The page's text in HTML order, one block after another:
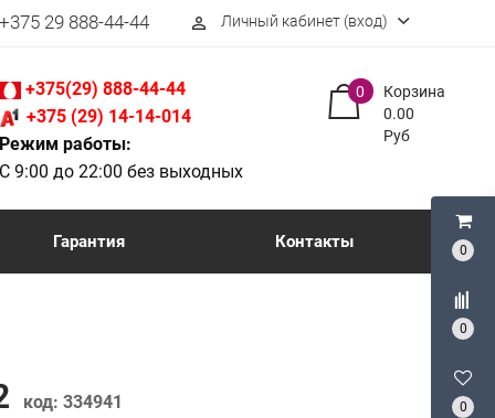
0
0
0
29 888-44-44 perm_identity Личный кабинет (вход)
+375(29) 888-44-44
+375 (29) 14-14-014
Режим работы:
С 9:00 до 22:00 без выходных
Корзина
0
0.00
Руб
Гарантия Контакты
код: 334941